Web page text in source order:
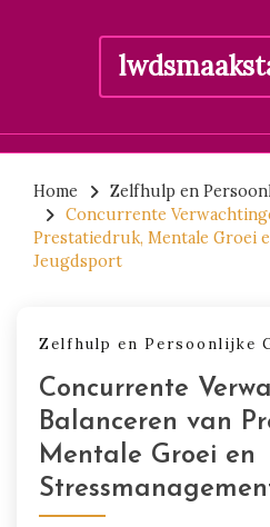
content
Home
Zelfhulp en
Concurrente
Prestatiedruk, Mentale Groei
Jeugdsport
Zelfhulp en Persoonlijke
Concurrente
Balanceren van
Mentale Groei en